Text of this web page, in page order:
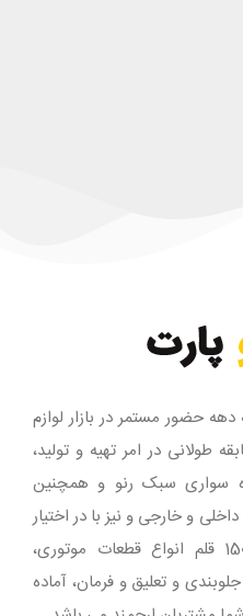
حضور مستمر در بازار لوازم
طولانی در امر تهیه و تولید،
سواری سبک رنو و همچنین
و خارجی و نیز با در اختیار
داشتن سبد کالایی با بیش از 1500 قلم انواع قطعات موتوری،
و تعلیق و فرمان، آماده